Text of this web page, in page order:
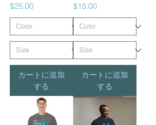
価格
$25.00
カートに追加
する
価格
$15.00
カートに追加
する